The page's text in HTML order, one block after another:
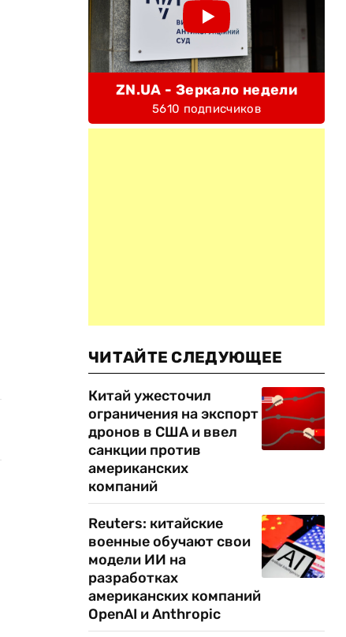
ZN.UA - Зеркало недели
5610 подписчиков
ЧИТАЙТЕ СЛЕДУЮЩЕЕ
Китай ужесточил
ограничения на экспорт
дронов в США и ввел
санкции против
американских
компаний
Reuters: китайские
военные обучают свои
модели ИИ на
разработках
американских компаний
OpenAI и Anthropic